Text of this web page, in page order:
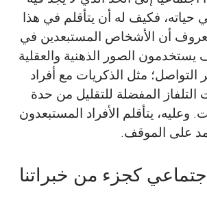
فكيف له أن يتأقلم في هذا
أن الأشخاص المستبعدين في
يستخدمون الصور الذهنية والعقلية
التواصل؛ مثل الذكريات مع أفراد
التلفاز المفضلة للتقليل من حدة
وعليه، يتأقلم الأفراد المستبعدون
على الموقف.
كجزء من خبراتنا